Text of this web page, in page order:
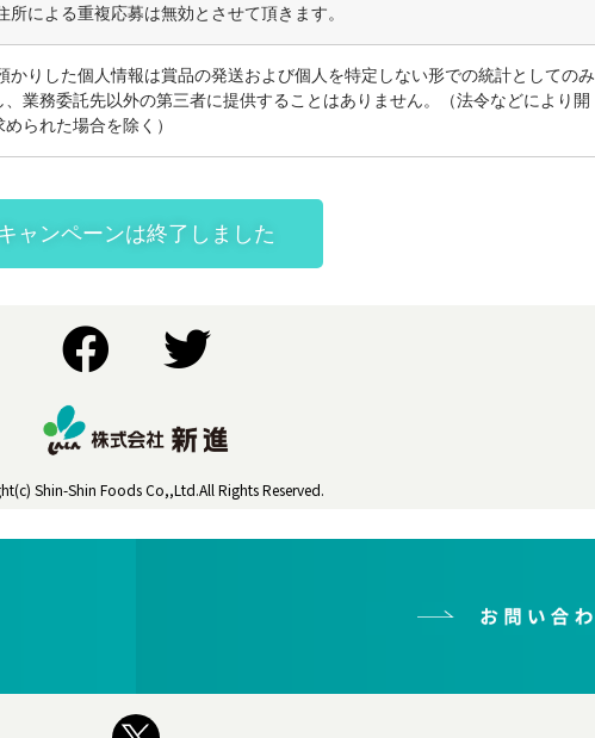
所による重複応募は無効とさせて頂きます。
かりした個人情報は賞品の発送および個人を特定しない形での統計としてのみ
、業務委託先以外の第三者に提供することはありません。（法令などにより開
られた場合を除く）
ャンペーンは終了しました
Shin-Shin Foods Co,,Ltd.All Rights Reserved.